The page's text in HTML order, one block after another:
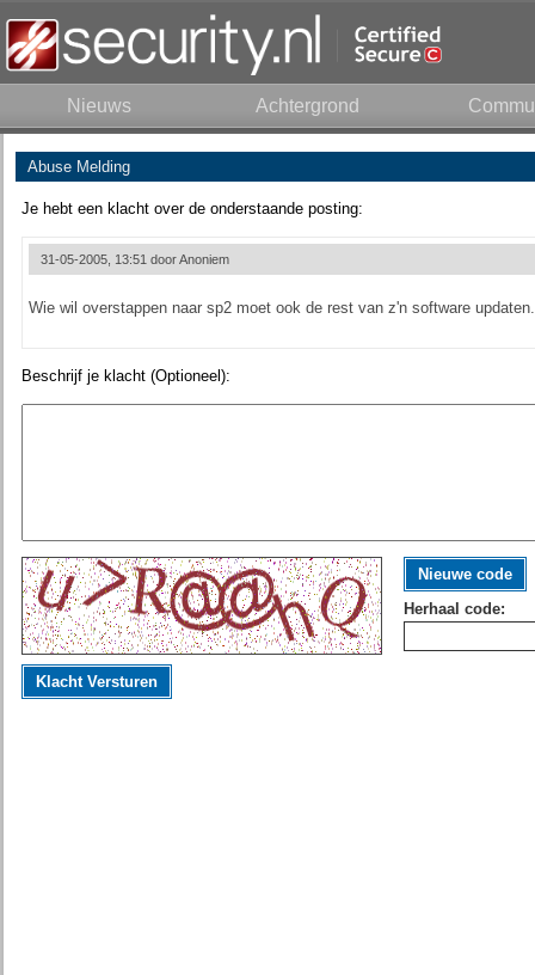
Nieuws Achtergrond
Abuse Melding
Je hebt een klacht over de onderstaande posting:
31-05-2005, 13:51 doorAnoniem
Wie wil overstappen naar sp2 moet ook de rest van z'n software
Beschrijf je klacht (Optioneel):
Nieuwe code
Herhaal code:
Klacht Versturen